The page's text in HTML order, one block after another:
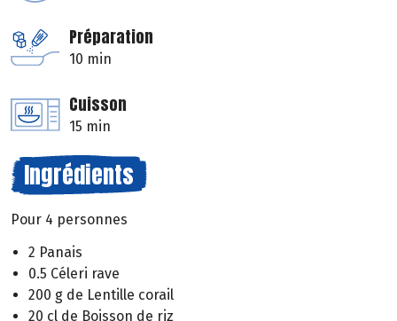
Préparation
10 min
Cuisson
15 min
Ingrédients
Pour 4 personnes
2 Panais
0.5 Céleri rave
200 g de Lentille corail
20 cl de Boisson de riz